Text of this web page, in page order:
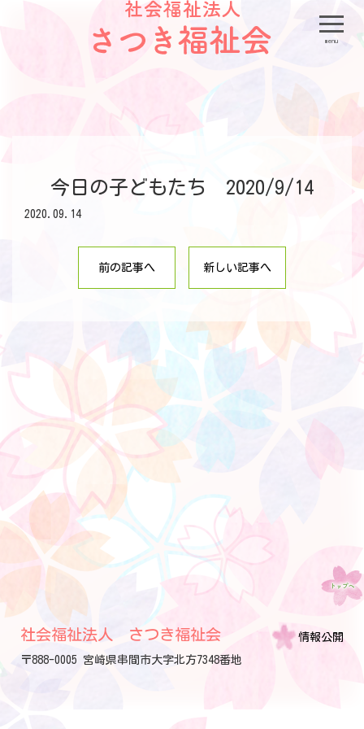
menu
今日の子どもたち 2020/9/14
2020.09.14
前の記事へ 新しい記事へ
社会福祉法人 さつき福祉会
〒888-0005 宮崎県串間市大字北方7348番地
情報公開